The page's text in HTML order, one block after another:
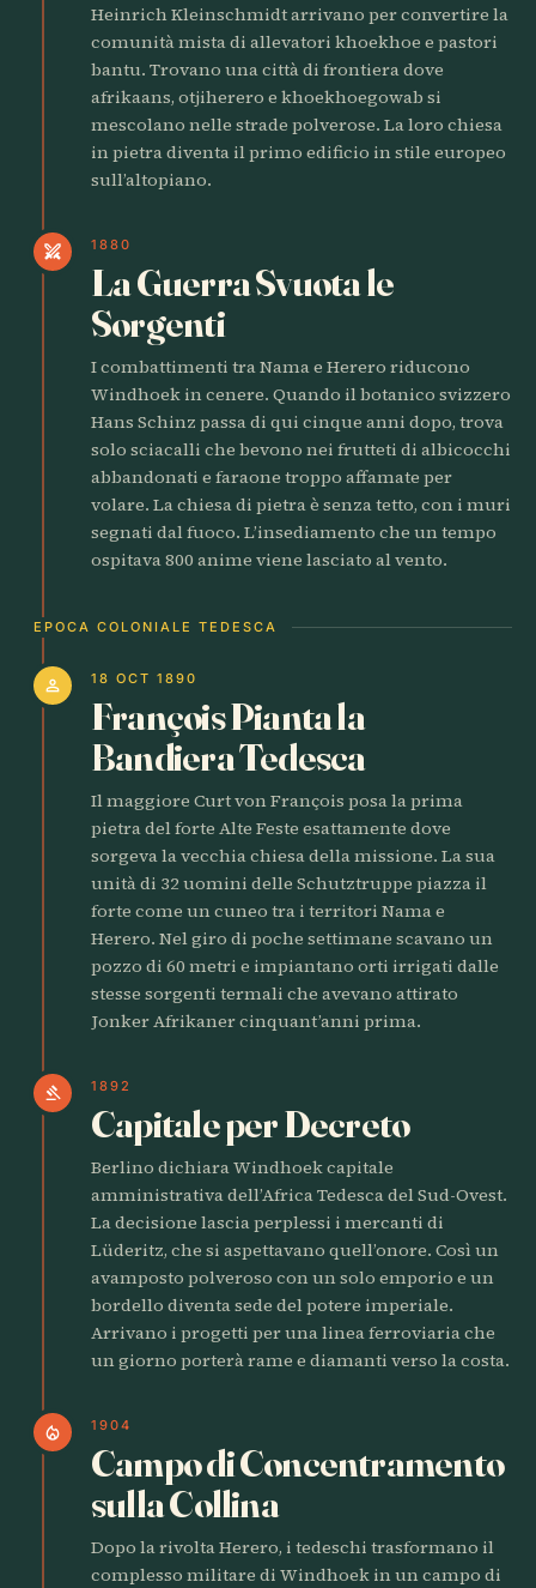
Heinrich Kleinschmidt arrivano per convertire la
comunità mista di allevatori khoekhoe e pastori
bantu. Trovano una città di frontiera dove
afrikaans, otjiherero e khoekhoegowab si
mescolano nelle strade polverose. La loro chiesa
in pietra diventa il primo edificio in stile europeo
sull’altopiano.
swords 1880
La Guerra Svuota le
Sorgenti
I combattimenti tra Nama e Herero riducono
Windhoek in cenere. Quando il botanico svizzero
Hans Schinz passa di qui cinque anni dopo, trova
solo sciacalli che bevono nei frutteti di albicocchi
abbandonati e faraone troppo affamate per
volare. La chiesa di pietra è senza tetto, con i muri
segnati dal fuoco. L’insediamento che un tempo
ospitava 800 anime viene lasciato al vento.
EPOCA COLONIALE TEDESCA
person 18 OCT 1890
François Pianta la
Bandiera Tedesca
Il maggiore Curt von François posa la prima
pietra del forte Alte Feste esattamente dove
sorgeva la vecchia chiesa della missione. La sua
unità di 32 uomini delle Schutztruppe piazza il
forte come un cuneo tra i territori Nama e
Herero. Nel giro di poche settimane scavano un
pozzo di 60 metri e impiantano orti irrigati dalle
stesse sorgenti termali che avevano attirato
Jonker Afrikaner cinquant’anni prima.
gavel 1892
Capitale per Decreto
Berlino dichiara Windhoek capitale
amministrativa dell’Africa Tedesca del Sud-Ovest.
La decisione lascia perplessi i mercanti di
Lüderitz, che si aspettavano quell’onore. Così un
avamposto polveroso con un solo emporio e un
bordello diventa sede del potere imperiale.
Arrivano i progetti per una linea ferroviaria che
un giorno porterà rame e diamanti verso la costa.
local_fire_department 1904
Campo di Concentramento
sulla Collina
Dopo la rivolta Herero, i tedeschi trasformano il
complesso militare di Windhoek in un campo di